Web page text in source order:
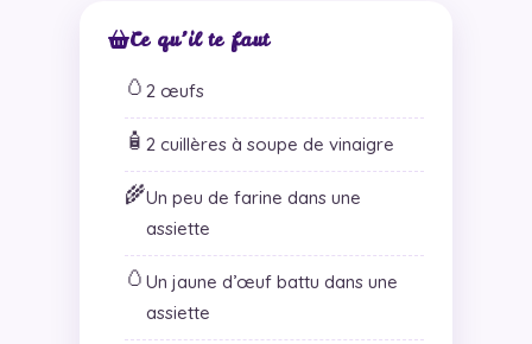
Ce qu’il te faut
🥚 2 œufs
🧴 2 cuillères à soupe de vinaigre
🌾Un peu de farine dans une
assiette
🥚 Un jaune d’œuf battu dans une
assiette